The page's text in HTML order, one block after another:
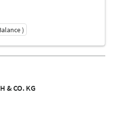
Übungsleiter Reha-und
)
)
& CO. KG